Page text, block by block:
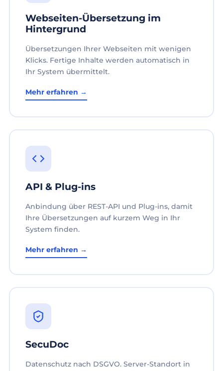
Webseiten-Übersetzung im
Hintergrund
Übersetzungen Ihrer Webseiten mit wenigen
Klicks. Fertige Inhalte werden automatisch in
Ihr System übermittelt.
Mehr erfahren →
API & Plug-ins
Anbindung über REST-API und Plug-ins, damit
Ihre Übersetzungen auf kurzem Weg in Ihr
System finden.
Mehr erfahren →
SecuDoc
Datenschutz nach DSGVO. Server-Standort in